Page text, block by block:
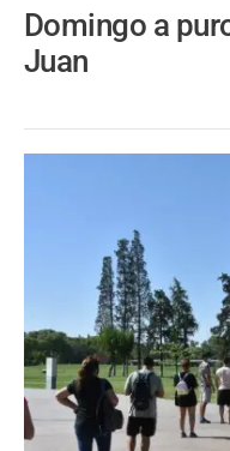
Domingo a
Juan